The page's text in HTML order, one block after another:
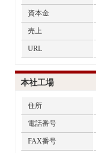
資本金
売上
URL
本社工場
住所
電話番号
FAX番号